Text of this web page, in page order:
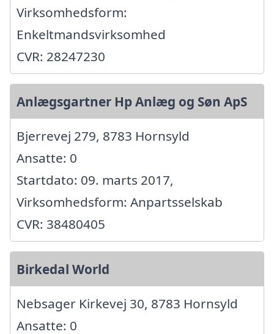
Virksomhedsform:
Enkeltmandsvirksomhed
CVR: 28247230
Anlægsgartner Hp Anlæg og Søn ApS
Bjerrevej 279, 8783 Hornsyld
Ansatte: 0
Startdato: 09. marts 2017,
Virksomhedsform: Anpartsselskab
CVR: 38480405
Birkedal World
Nebsager Kirkevej 30, 8783 Hornsyld
Ansatte: 0